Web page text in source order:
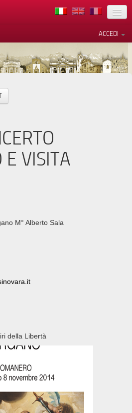
ACCEDI
E VISITA
M° Alberto Sala
della Libertà
relative alla